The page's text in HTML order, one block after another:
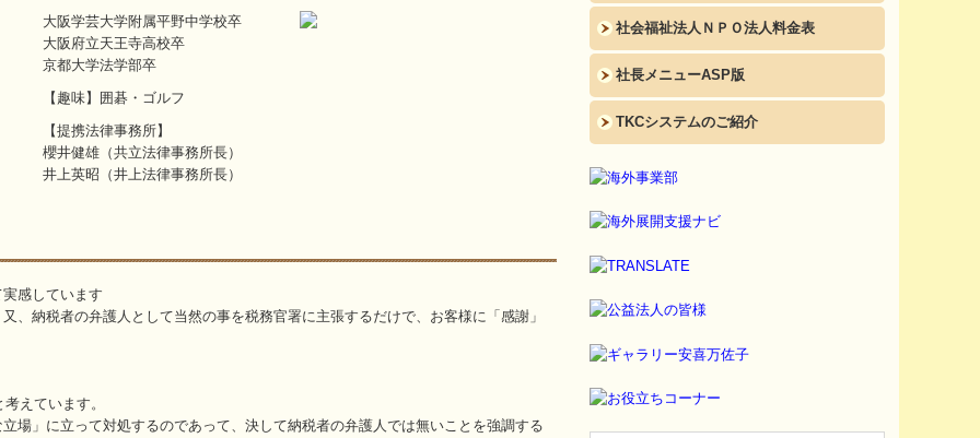
大阪学芸大学附属平野中学校卒
大阪府立天王寺高校卒
京都大学法学部卒
【趣味】囲碁・ゴルフ
【提携法律事務所】
櫻井健雄（共立法律事務所長）
井上英昭（井上法律事務所長）
感しています
、納税者の弁護人として当然の事を税務官署に主張するだけで、お客様に「感謝」
えています。
場」に立って対処するのであって、決して納税者の弁護人では無いことを強調する
社会福祉法人ＮＰＯ法人料金表
社長メニューASP版
TKCシステムのご紹介